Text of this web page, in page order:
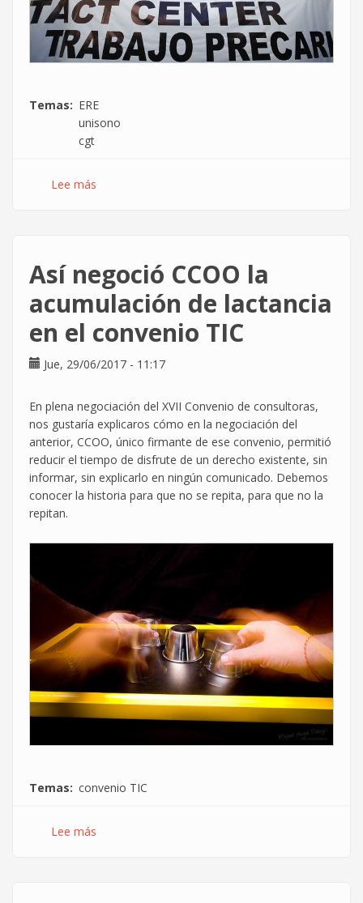
Temas
ERE
unisono
cgt
Lee más
ERE
en
Unísono,
o
no
Así negoció CCOO la
acumulación de lactancia
en el convenio TIC
Jue, 29/06/2017 - 11:17
En plena negociación del XVII Convenio de consultoras,
nos gustaría explicaros cómo en la negociación del
anterior, CCOO, único firmante de ese convenio, permitió
reducir el tiempo de disfrute de un derecho existente, sin
informar, sin explicarlo en ningún comunicado. Debemos
conocer la historia para que no se repita, para que no la
repitan.
Temas convenio TIC
Lee más